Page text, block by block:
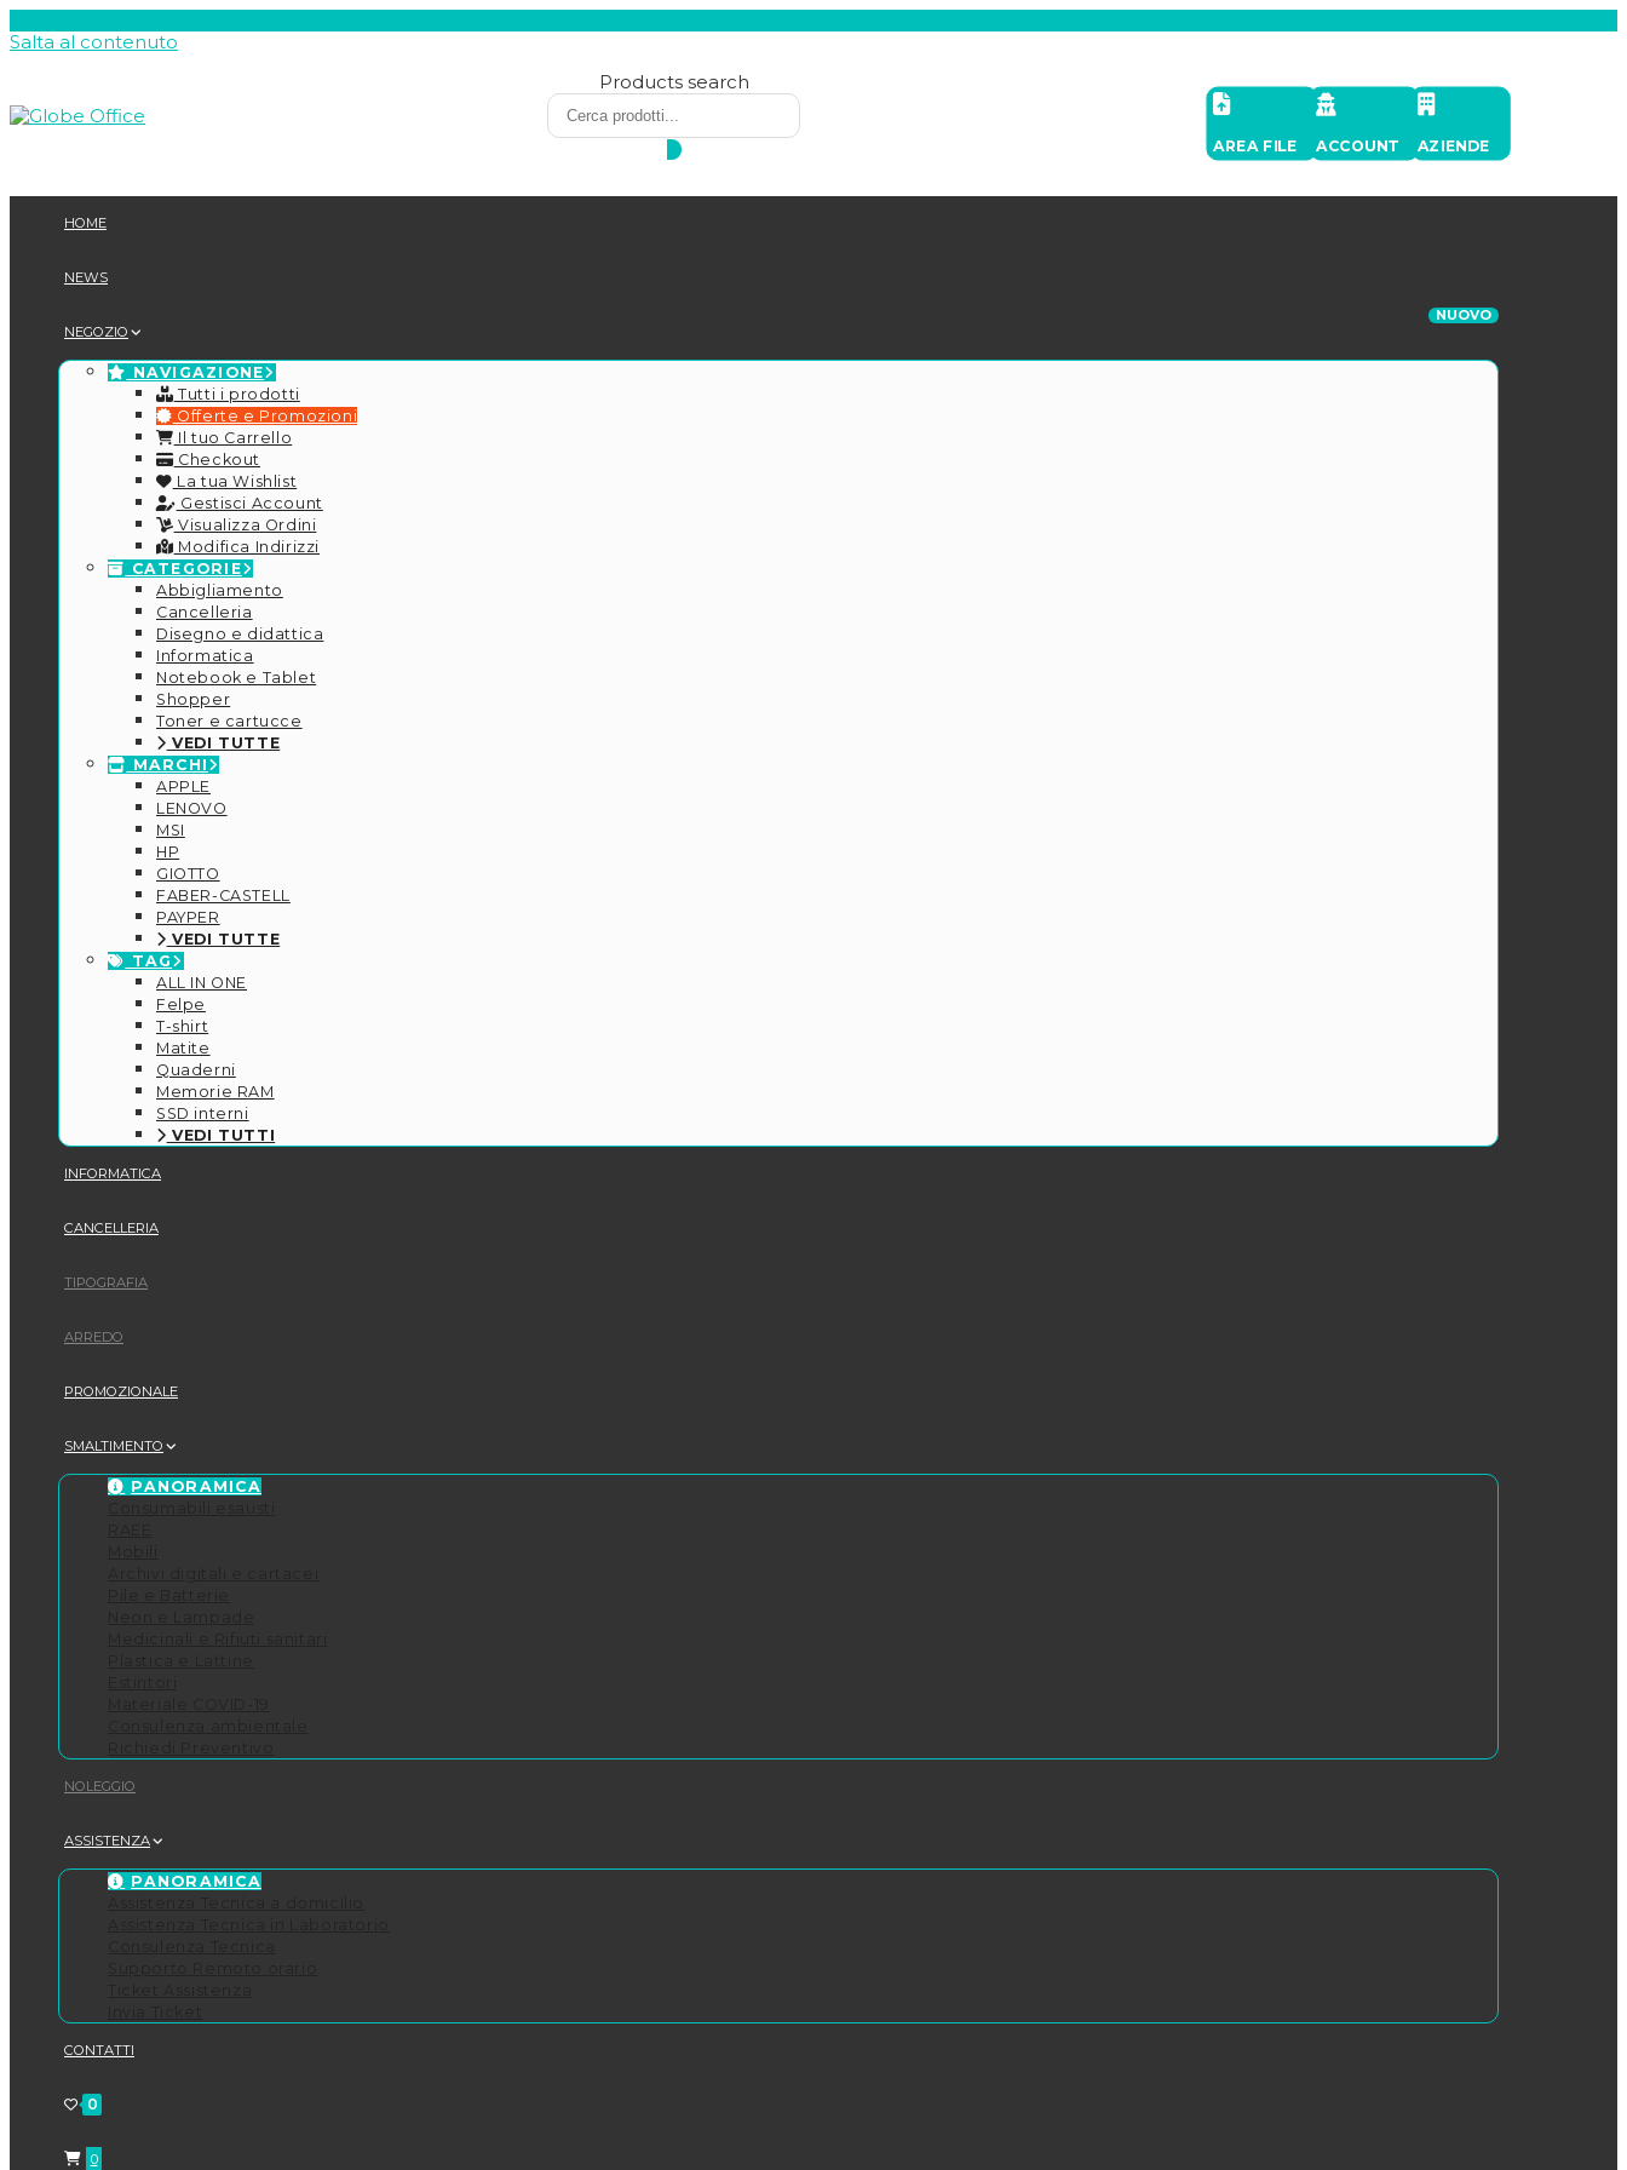
Salta al contenuto
Products search
AREA FILE ACCOUNT AZIENDE
HOME
NEWS
NEGOZIO
NAVIGAZIONE
Tutti i prodotti
Offerte e Promozioni
Il tuo Carrello
Checkout
La tua Wishlist
Gestisci Account
Visualizza Ordini
Modifica Indirizzi
CATEGORIE
Abbigliamento
Cancelleria
Disegno e didattica
Informatica
Notebook e Tablet
Shopper
Toner e cartucce
VEDI TUTTE
MARCHI
APPLE
LENOVO
MSI
HP
GIOTTO
FABER-CASTELL
PAYPER
VEDI TUTTE
TAG
ALL IN ONE
Felpe
T-shirt
Matite
Quaderni
Memorie RAM
SSD interni
VEDI TUTTI
INFORMATICA
CANCELLERIA
TIPOGRAFIA
ARREDO
PROMOZIONALE
SMALTIMENTO
PANORAMICA
NOLEGGIO
ASSISTENZA
PANORAMICA
CONTATTI
0
0